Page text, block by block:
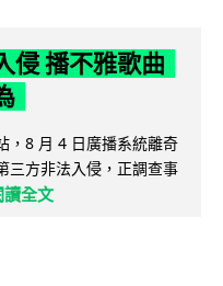
侵 播不雅歌曲
，8 月 4 日廣播系統離奇
三方非法入侵，正調查事
讀全文